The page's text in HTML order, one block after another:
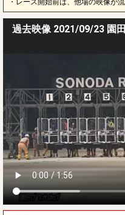
過去映像 2021/09/23 園